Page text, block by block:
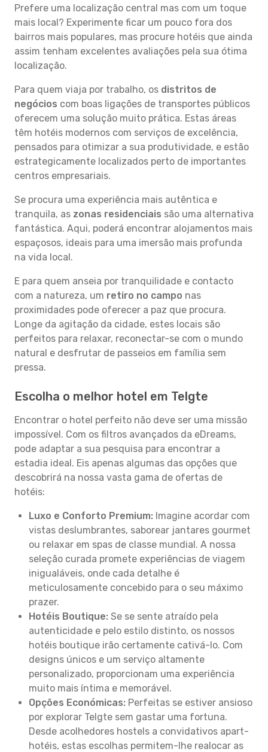
Prefere uma localização central mas com um toque
mais local? Experimente ficar um pouco fora dos
bairros mais populares, mas procure hotéis que ainda
assim tenham excelentes avaliações pela sua ótima
localização.
Para quem viaja por trabalho, os distritos de
negócios com boas ligações de transportes públicos
oferecem uma solução muito prática. Estas áreas
têm hotéis modernos com serviços de excelência,
pensados para otimizar a sua produtividade, e estão
estrategicamente localizados perto de importantes
centros empresariais.
Se procura uma experiência mais autêntica e
tranquila, as zonas residenciais são uma alternativa
fantástica. Aqui, poderá encontrar alojamentos mais
espaçosos, ideais para uma imersão mais profunda
na vida local.
E para quem anseia por tranquilidade e contacto
com a natureza, um retiro no campo nas
proximidades pode oferecer a paz que procura.
Longe da agitação da cidade, estes locais são
perfeitos para relaxar, reconectar-se com o mundo
natural e desfrutar de passeios em família sem
pressa.
Escolha o melhor hotel em Telgte
Encontrar o hotel perfeito não deve ser uma missão
impossível. Com os filtros avançados da eDreams,
pode adaptar a sua pesquisa para encontrar a
estadia ideal. Eis apenas algumas das opções que
descobrirá na nossa vasta gama de ofertas de
hotéis:
Luxo e Conforto Premium: Imagine acordar com
vistas deslumbrantes, saborear jantares gourmet
ou relaxar em spas de classe mundial. A nossa
seleção curada promete experiências de viagem
inigualáveis, onde cada detalhe é
meticulosamente concebido para o seu máximo
prazer.
Hotéis Boutique: Se se sente atraído pela
autenticidade e pelo estilo distinto, os nossos
hotéis boutique irão certamente cativá-lo. Com
designs únicos e um serviço altamente
personalizado, proporcionam uma experiência
muito mais íntima e memorável.
Opções Económicas: Perfeitas se estiver ansioso
por explorar Telgte sem gastar uma fortuna.
Desde acolhedores hostels a convidativos apart-
hotéis, estas escolhas permitem-lhe realocar as